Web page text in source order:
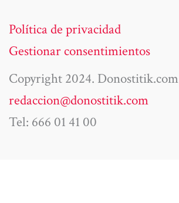
Política de privacidad
Gestionar consentimientos
Copyright 2024. Donostitik.com
redaccion@donostitik.com
Tel: 666 01 41 00